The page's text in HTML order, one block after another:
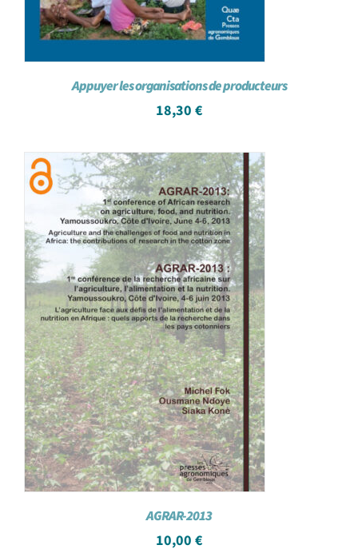
Appuyer les organisations de producteurs
18,30 €
AGRAR-2013
10,00 €